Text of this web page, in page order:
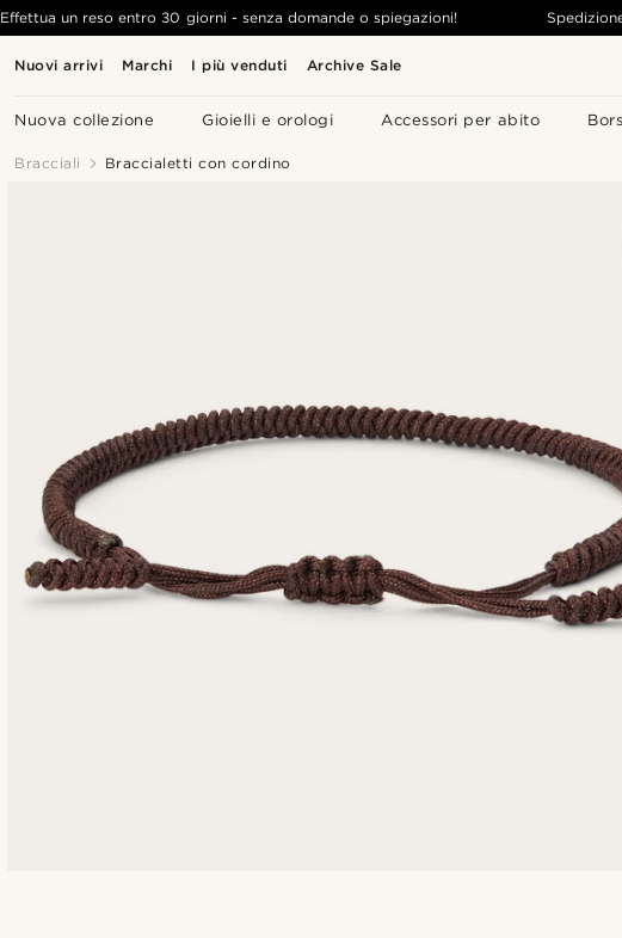
Nuovi arrivi Marchi I più venduti Archive Sale
Nuova collezione Gioielli e orologi Accessori per abito
Effettua un reso entro 30 giorni - senza domande o spiegazioni!
Bracciali Braccialetti con cordino